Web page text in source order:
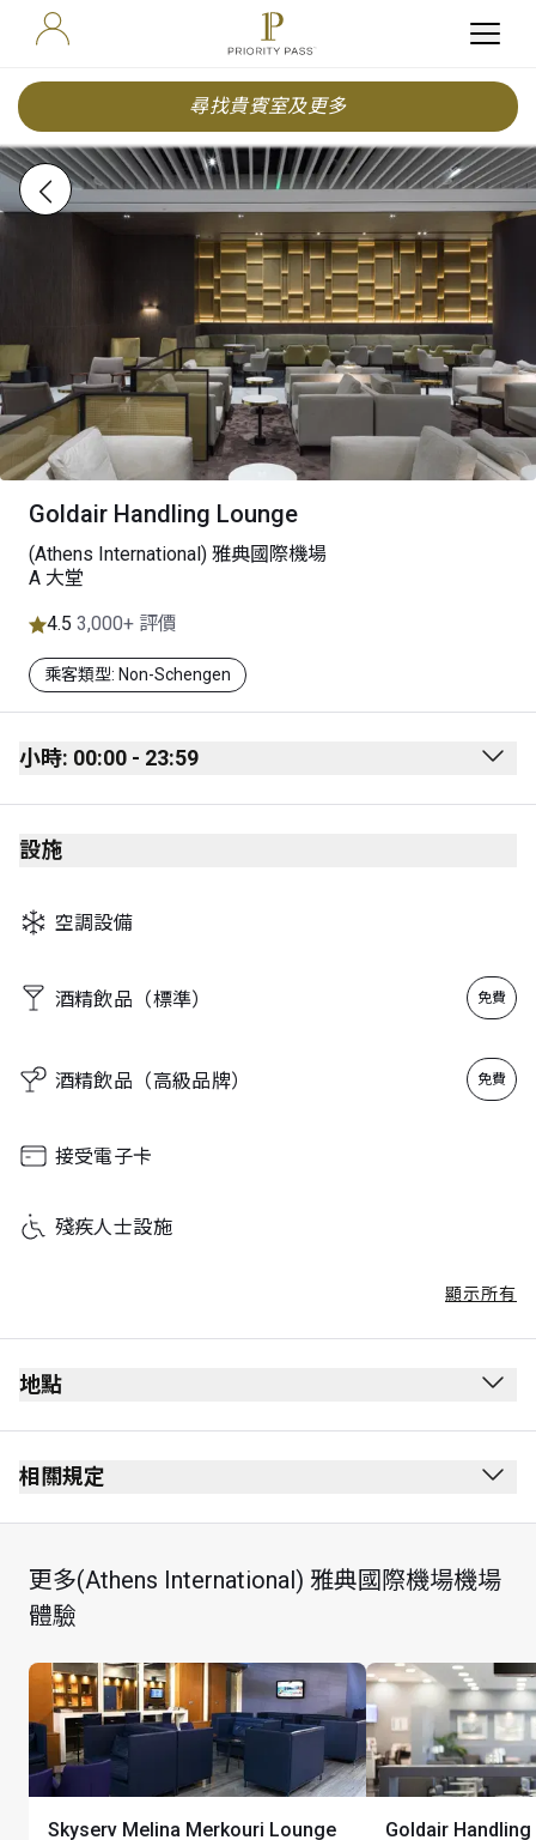
尋找貴賓室及更多
Goldair Handling Lounge
(Athens International) 雅典國際機場
A 大堂
4.5 3,000+ 評價
乘客類型: Non-Schengen
小時: 00:00 - 23:59
Monday 00:00 - 23:59
Tuesday
Thursday
Friday 00:00 - 23:59
Sunday 00:00 - 23:59
設施
空調設備
酒精飲品（標準） 免費
酒精飲品（高級品牌） 免費
接受電子卡
殘疾人士設施
顯示所有
地點
離境候機室
通過安全檢查後
2 層
相關規定
禁止吸煙（包括電子煙）
無穿著要求
最長逗留時間：3 小時
更多(Athens International) 雅典國際機場機場
體驗
Skyserv Melina Merkouri Lounge Goldair